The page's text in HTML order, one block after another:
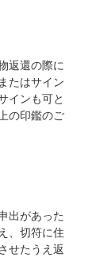
返還の際に
たはサイン
インも可と
の印鑑のご
出があった
、切符に住
せたうえ返